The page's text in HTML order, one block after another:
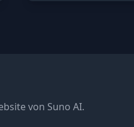
von Suno AI.